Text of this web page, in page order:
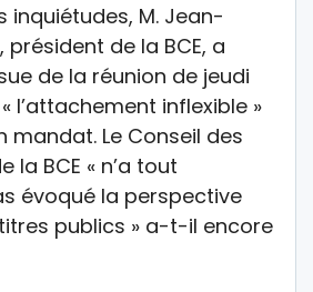
inquiétudes, M. Jean-
de la BCE, a
de la réunion de jeudi
l’attachement inflexible »
mandat. Le Conseil des
la BCE « n’a tout
évoqué la perspective
publics » a-t-il encore